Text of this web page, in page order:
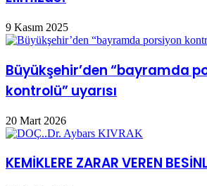
9 Kasım 2025
Büyükşehir’den “bayramda
kontrolü” uyarısı
20 Mart 2026
KEMİKLERE ZARAR VEREN